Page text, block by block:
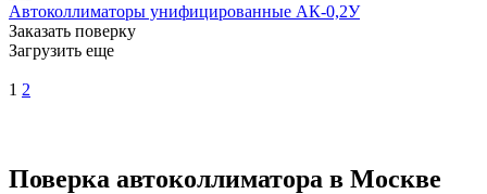
Автоколлиматоры унифицированные АК-0,2У
Заказать поверку
Загрузить еще
1 2
Поверка автоколлиматора в Москве